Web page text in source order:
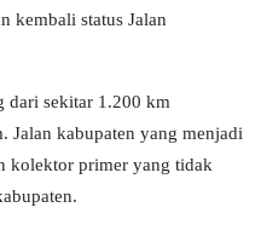
kembali status Jalan
dari sekitar 1.200 km
Jalan kabupaten yang menjadi
kolektor primer yang tidak